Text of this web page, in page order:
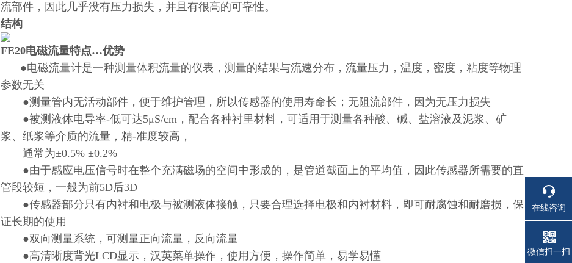
流部件，因此几乎没有压力损失，并且有很高的可靠性。
结构
FE20电磁流量特点…优势
●电磁流量计是一种测量体积流量的仪表，测量的结果与流速分布，流量压力，温度，密度，粘度等物理
参数无关
●测量管内无活动部件，便于维护管理，所以传感器的使用寿命长；无阻流部件，因为无压力损失
●被测液体电导率-低可达5μS/cm，配合各种衬里材料，可适用于测量各种酸、碱、盐溶液及泥浆、矿
浆、纸浆等介质的流量，精-准度较高，
通常为±0.5% ±0.2%
●由于感应电压信号时在整个充满磁场的空间中形成的，是管道截面上的平均值，因此传感器所需要的直
管段较短，一般为前5D后3D
●传感器部分只有内衬和电极与被测液体接触，只要合理选择电极和内衬材料，即可耐腐蚀和耐磨损，保
证长期的使用
●双向测量系统，可测量正向流量，反向流量
●高清晰度背光LCD显示，汉英菜单操作，使用方便，操作简单，易学易懂
在线咨询
微信扫一扫